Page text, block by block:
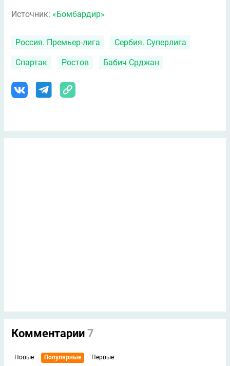
Источник: «Бомбардир»
Россия. Премьер-лига Сербия. Суперлига
Спартак Ростов Бабич Срджан
Комментарии 7
Новые Популярные Первые